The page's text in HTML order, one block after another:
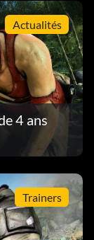
Actualités
4 ans
Trainers